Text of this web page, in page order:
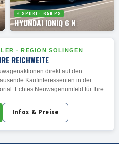
⚡ SPORT · 650 PS
HYUNDAI IONIQ 6 N
· REGION SOLINGEN
REICHWEITE
direkt auf den
Kaufinteressenten in der
Echtes Neuwagenumfeld für Ihre
Infos & Preise